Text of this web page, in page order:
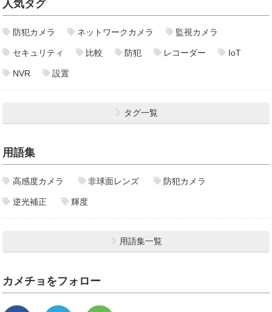
人気タグ
防犯カメラ ネットワークカメラ 監視カメラ
セキュリティ 比較 防犯 レコーダー IoT
NVR 設置
タグ一覧
用語集
高感度カメラ 非球面レンズ 防犯カメラ
逆光補正 輝度
用語集一覧
カメチョをフォロー